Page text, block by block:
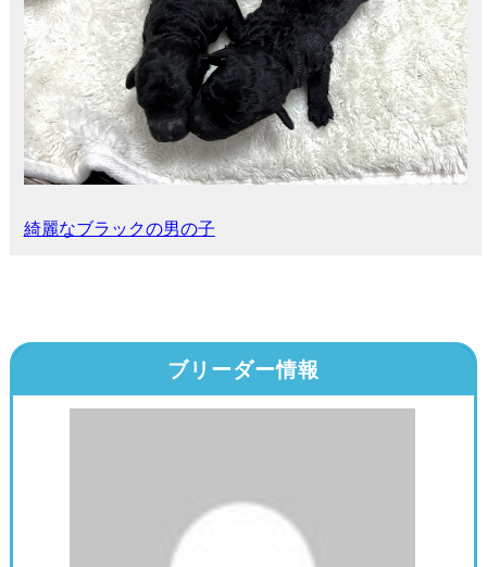
綺麗なブラックの男の子
ブリーダー情報